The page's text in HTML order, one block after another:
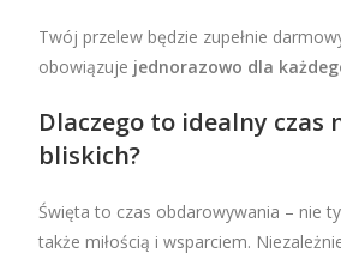
Twój przelew będzie zupełnie
obowiązuje jednorazowo dla
Dlaczego to idealny czas
bliskich?
Święta to czas obdarowywania – nie
także miłością i wsparciem.